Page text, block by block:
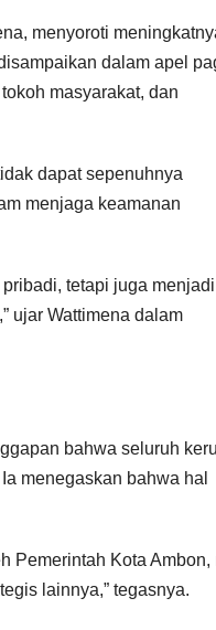
menyoroti
dalam apel
masyarakat, dan
dapat sepenuhnya
menjaga keamanan
tetapi juga menjadi
ujar Wattimena dalam
bahwa seluruh
menegaskan bahwa hal
Pemerintah Kota Ambon,
lainnya,” tegasnya.